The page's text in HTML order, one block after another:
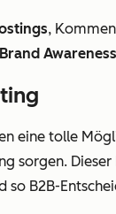
,
Brand
eine tolle
sorgen. Dieser
so B2B-